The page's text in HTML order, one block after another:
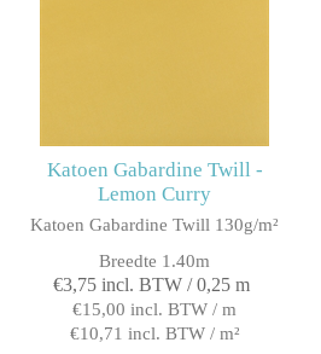
Katoen Gabardine Twill -
Lemon Curry
Katoen Gabardine Twill 130g/m²
Breedte 1.40m
€3,75 incl. BTW / 0,25 m
€15,00 incl. BTW / m
€10,71 incl. BTW / m²